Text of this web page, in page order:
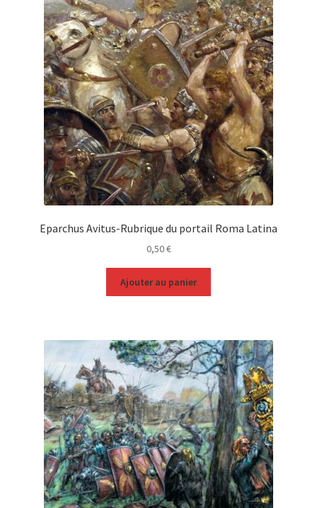
Eparchus Avitus-Rubrique du portail Roma Latina
0,50€
Ajouter au panier